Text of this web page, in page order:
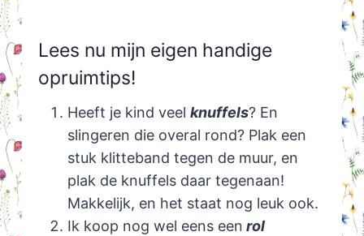
Lees nu mijn eigen handige
opruimtips!
Heeft je kind veel knuffels? En
slingeren die overal rond? Plak een
stuk klitteband tegen de muur, en
plak de knuffels daar tegenaan!
Makkelijk, en het staat nog leuk ook.
Ik koop nog wel eens een rol